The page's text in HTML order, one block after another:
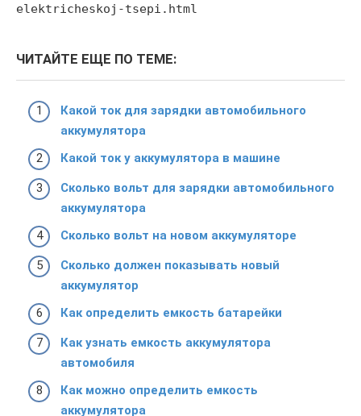
elektricheskoj-tsepi.html
ЧИТАЙТЕ ЕЩЕ ПО ТЕМЕ:
Какой ток для зарядки автомобильного
аккумулятора
Какой ток у аккумулятора в машине
Сколько вольт для зарядки автомобильного
аккумулятора
Сколько вольт на новом аккумуляторе
Сколько должен показывать новый
аккумулятор
Как определить емкость батарейки
Как узнать емкость аккумулятора
автомобиля
Как можно определить емкость
аккумулятора